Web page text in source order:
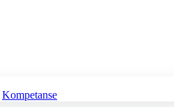
Kompetanse